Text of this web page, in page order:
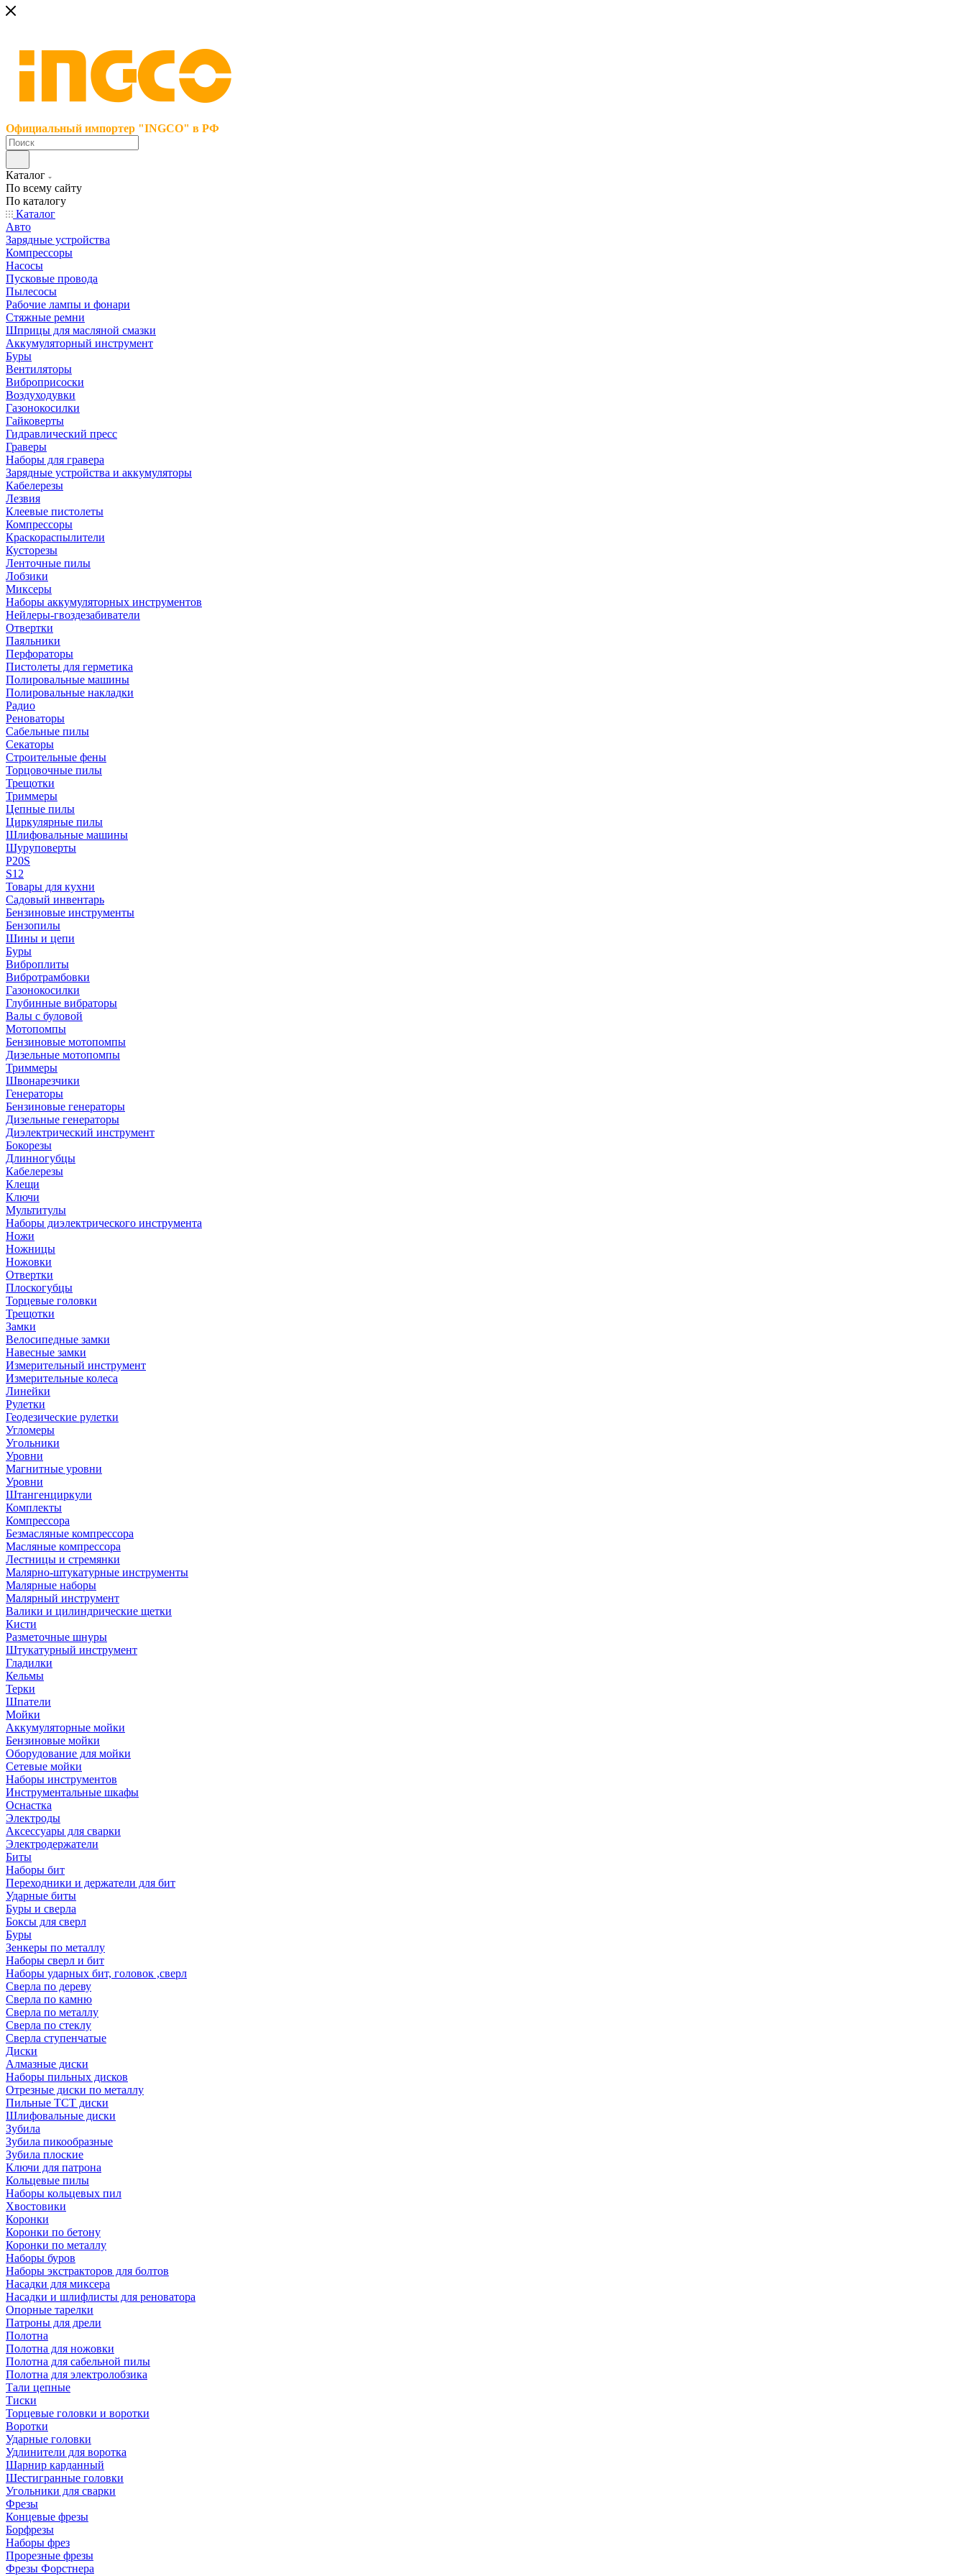
Официальный импортер "INGCO" в РФ
Каталог
По всему сайту
По каталогу
Каталог
Авто
Зарядные устройства
Компрессоры
Насосы
Пусковые провода
Пылесосы
Рабочие лампы и фонари
Стяжные ремни
Шприцы для масляной смазки
Аккумуляторный инструмент
Буры
Вентиляторы
Виброприсоски
Воздуходувки
Газонокосилки
Гайковерты
Гидравлический пресс
Граверы
Наборы для гравера
Зарядные устройства и аккумуляторы
Кабелерезы
Лезвия
Клеевые пистолеты
Компрессоры
Краскораспылители
Кусторезы
Ленточные пилы
Лобзики
Миксеры
Наборы аккумуляторных инструментов
Нейлеры-гвоздезабиватели
Отвертки
Паяльники
Перфораторы
Пистолеты для герметика
Полировальные машины
Полировальные накладки
Радио
Реноваторы
Сабельные пилы
Секаторы
Строительные фены
Торцовочные пилы
Трещотки
Триммеры
Цепные пилы
Циркулярные пилы
Шлифовальные машины
Шуруповерты
P20S
S12
Товары для кухни
Садовый инвентарь
Бензиновые инструменты
Бензопилы
Шины и цепи
Буры
Виброплиты
Вибротрамбовки
Газонокосилки
Глубинные вибраторы
Валы с буловой
Мотопомпы
Бензиновые мотопомпы
Дизельные мотопомпы
Триммеры
Швонарезчики
Генераторы
Бензиновые генераторы
Дизельные генераторы
Диэлектрический инструмент
Бокорезы
Длинногубцы
Кабелерезы
Клещи
Ключи
Мультитулы
Наборы диэлектрического инструмента
Ножи
Ножницы
Ножовки
Отвертки
Плоскогубцы
Торцевые головки
Трещотки
Замки
Велосипедные замки
Навесные замки
Измерительный инструмент
Измерительные колеса
Линейки
Рулетки
Геодезические рулетки
Угломеры
Угольники
Уровни
Магнитные уровни
Уровни
Штангенциркули
Комплекты
Компрессора
Безмасляные компрессора
Масляные компрессора
Лестницы и стремянки
Малярно-штукатурные инструменты
Малярные наборы
Малярный инструмент
Валики и цилиндрические щетки
Кисти
Разметочные шнуры
Штукатурный инструмент
Гладилки
Кельмы
Терки
Шпатели
Мойки
Аккумуляторные мойки
Бензиновые мойки
Оборудование для мойки
Сетевые мойки
Наборы инструментов
Инструментальные шкафы
Оснастка
Электроды
Аксессуары для сварки
Электродержатели
Биты
Наборы бит
Переходники и держатели для бит
Ударные биты
Буры и сверла
Боксы для сверл
Буры
Зенкеры по металлу
Наборы сверл и бит
Наборы ударных бит, головок ,сверл
Сверла по дереву
Сверла по камню
Сверла по металлу
Сверла по стеклу
Сверла ступенчатые
Диски
Алмазные диски
Наборы пильных дисков
Отрезные диски по металлу
Пильные TCT диски
Шлифовальные диски
Зубила
Зубила пикообразные
Зубила плоские
Ключи для патрона
Кольцевые пилы
Наборы кольцевых пил
Хвостовики
Коронки
Коронки по бетону
Коронки по металлу
Наборы буров
Наборы экстракторов для болтов
Насадки для миксера
Насадки и шлифлисты для реноватора
Опорные тарелки
Патроны для дрели
Полотна
Полотна для ножовки
Полотна для сабельной пилы
Полотна для электролобзика
Тали цепные
Тиски
Торцевые головки и воротки
Воротки
Ударные головки
Удлинители для воротка
Шарнир карданный
Шестигранные головки
Угольники для сварки
Фрезы
Концевые фрезы
Борфрезы
Наборы фрез
Прорезные фрезы
Фрезы Форстнера